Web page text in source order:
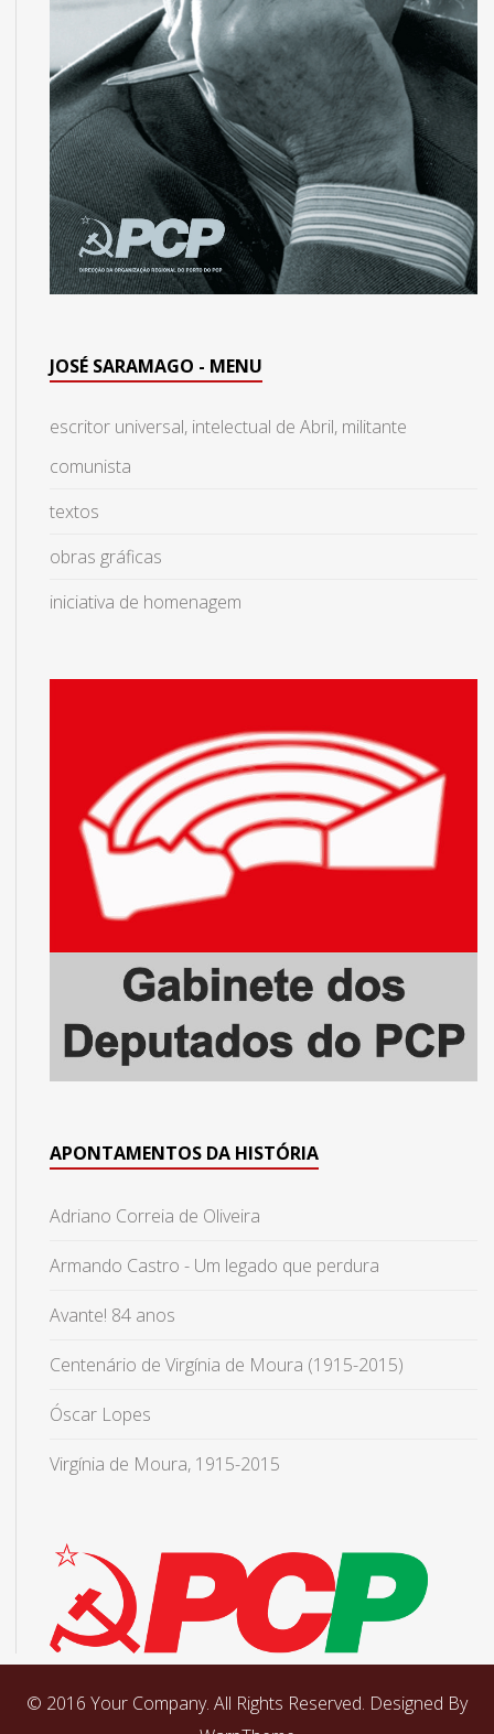
JOSÉ SARAMAGO - MENU
escritor universal, intelectual de Abril, militante
comunista
textos
obras gráficas
iniciativa de homenagem
APONTAMENTOS DA HISTÓRIA
Adriano Correia de Oliveira
Armando Castro - Um legado que perdura
Avante! 84 anos
Centenário de Virgínia de Moura (1915-2015)
Óscar Lopes
Virgínia de Moura, 1915-2015
© 2016 Your Company. All Rights Reserved. Designed By